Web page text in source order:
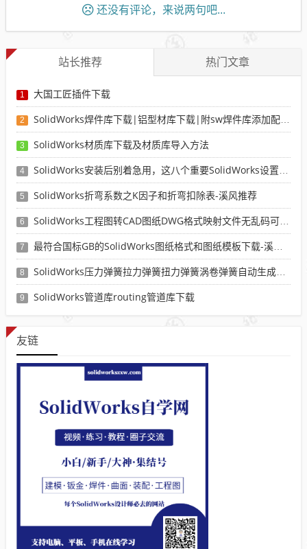
还没有评论，来说两句吧...
站长推荐 热门文章
1 大国工匠插件下载
2 SolidWorks焊件库下载|铝型材库下载|附sw焊件库添加配置使用教程
3 SolidWorks材质库下载及材质库导入方法
4 SolidWorks安装后别着急用，这八个重要SolidWorks设置可以提高你的画图效率
5 SolidWorks折弯系数之K因子和折弯扣除表-溪风推荐
6 SolidWorks工程图转CAD图纸DWG格式映射文件无乱码可分层-溪风亲测推荐
7 最符合国标GB的SolidWorks图纸格式和图纸模板下载-溪风专用版
8 SolidWorks压力弹簧拉力弹簧扭力弹簧涡卷弹簧自动生成宏程序下载
9 SolidWorks管道库routing管道库下载
友链